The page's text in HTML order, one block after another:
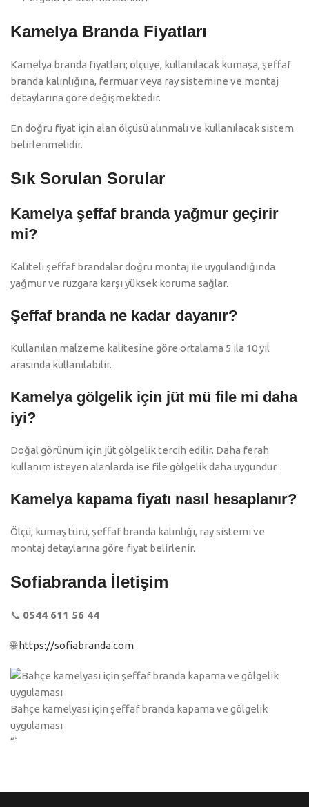
Kamelya Branda Fiyatları
Kamelya branda fiyatları; ölçüye, kullanılacak kumaşa, şeffaf
branda kalınlığına, fermuar veya ray sistemine ve montaj
detaylarına göre değişmektedir.
En doğru fiyat için alan ölçüsü alınmalı ve kullanılacak sistem
belirlenmelidir.
Sık Sorulan Sorular
Kamelya şeffaf branda yağmur geçirir
mi?
Kaliteli şeffaf brandalar doğru montaj ile uygulandığında
yağmur ve rüzgara karşı yüksek koruma sağlar.
Şeffaf branda ne kadar dayanır?
Kullanılan malzeme kalitesine göre ortalama 5 ila 10 yıl
arasında kullanılabilir.
Kamelya gölgelik için jüt mü file mi daha
iyi?
Doğal görünüm için jüt gölgelik tercih edilir. Daha ferah
kullanım isteyen alanlarda ise file gölgelik daha uygundur.
Kamelya kapama fiyatı nasıl hesaplanır?
Ölçü, kumaş türü, şeffaf branda kalınlığı, ray sistemi ve
montaj detaylarına göre fiyat belirlenir.
Sofiabranda İletişim
📞 0544 611 56 44
🌐https://sofiabranda.com
Bahçe kamelyası için şeffaf branda kapama ve gölgelik
uygulaması
“`